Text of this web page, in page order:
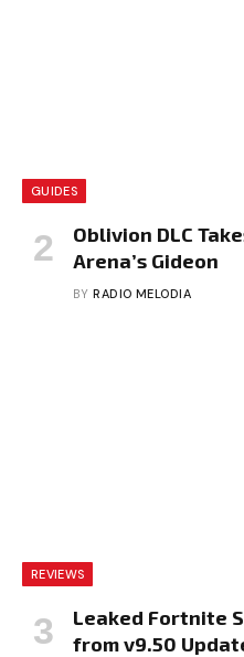
GUIDES
Oblivion DLC
Arena’s Gideon
BY RADIO MELODIA
REVIEWS
Leaked Fortnite
from v9.50